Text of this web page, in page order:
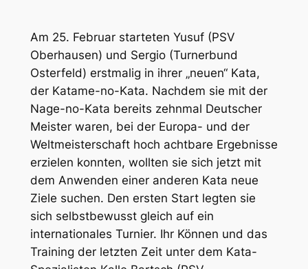
Am 25. Februar starteten Yusuf (PSV
Oberhausen) und Sergio (Turnerbund
Osterfeld) erstmalig in ihrer „neuen“ Kata,
der Katame-no-Kata. Nachdem sie mit der
Nage-no-Kata bereits zehnmal Deutscher
Meister waren, bei der Europa- und der
Weltmeisterschaft hoch achtbare Ergebnisse
erzielen konnten, wollten sie sich jetzt mit
dem Anwenden einer anderen Kata neue
Ziele suchen. Den ersten Start legten sie
sich selbstbewusst gleich auf ein
internationales Turnier. Ihr Können und das
Training der letzten Zeit unter dem Kata-